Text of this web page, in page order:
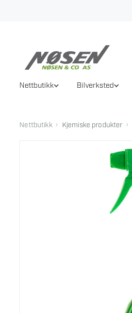
Nettbutikk Bilverksted
Nettbutikk › Kjemiske produkter ›